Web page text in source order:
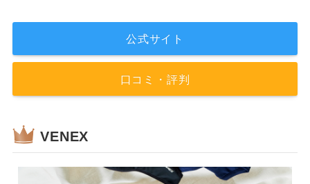
公式サイト
口コミ・評判
VENEX